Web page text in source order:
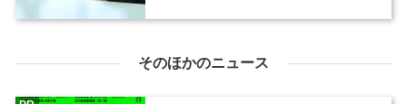
そのほかのニュース